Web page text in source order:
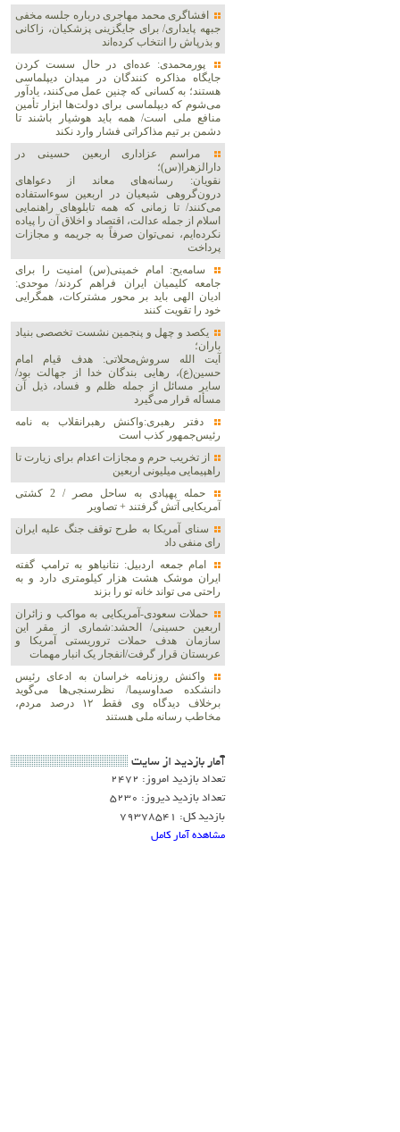
افشاگری محمد مهاجری درباره جلسه مخفی
جبهه پایداری/ برای جایگزینی پزشکیان، زاکانی
و بذرپاش را انتخاب کرده‌اند
پورمحمدی: عده‌ای در حال سست کردن
جایگاه مذاکره کنندگان در میدان دیپلماسی
هستند؛ به کسانی که چنین عمل می‌کنند، یادآور
می‌شوم که دیپلماسی برای دولت‌ها ابزار تأمین
منافع ملی است/ همه باید هوشیار باشند تا
دشمن بر تیم مذاکراتی فشار وارد نکند
مراسم عزاداری اربعین حسینی در
دارالزهرا(س)؛
نقویان: رسانه‌های معاند از دعواهای
درون‌گروهی شیعیان در اربعین سوءاستفاده
می‌کنند/ تا زمانی که همه تابلوهای راهنمایی
اسلام از جمله عدالت، اقتصاد و اخلاق آن را پیاده
نکرده‌ایم، نمی‌توان صرفاً به جریمه و مجازات
پرداخت
سامه‌یح: امام خمینی(س) امنیت را برای
جامعه کلیمیان ایران فراهم کردند/ موحدی:
ادیان الهی باید بر محور مشترکات، همگرایی
خود را تقویت کنند
یکصد و چهل و پنجمین نشست تخصصی بنیاد
باران؛
آیت الله سروش‌محلاتی: هدف قیام امام
حسین(ع)، رهایی بندگان خدا از جهالت بود/
سایر مسائل از جمله ظلم و فساد، ذیل آن
مسأله قرار می‌گیرد
دفتر رهبری:واکنش رهبرانقلاب به نامه
رئیس‌جمهور کذب است
از تخریب حرم و مجازات اعدام برای زیارت تا
راهپیمایی میلیونی اربعین
حمله پهپادی به ساحل مصر / 2 کشتی
آمریکایی آتش گرفتند + تصاویر
سنای آمریکا به طرح توقف جنگ علیه ایران
رای منفی داد
امام جمعه اردبیل: نتانیاهو به ترامپ گفته
ایران موشک هشت هزار کیلومتری دارد و به
راحتی می تواند خانه تو را بزند
حملات سعودی-آمریکایی به مواکب و زائران
اربعین حسینی/ الحشد:شماری از مقر این
سازمان هدف حملات تروریستی آمریکا و
عربستان قرار گرفت/انفجار یک انبار مهمات
واکنش روزنامه خراسان به ادعای رئیس
دانشکده صداوسیما/ نظرسنجی‌ها می‌گوید
برخلاف دیدگاه وی فقط ۱۲ درصد مردم،
مخاطب رسانه ملی هستند
آمار بازديد از سايت
تعداد بازدید امروز: 2472
تعداد بازدید دیروز: 5230
بازدید کل: 79378541
مشاهده آمار کامل